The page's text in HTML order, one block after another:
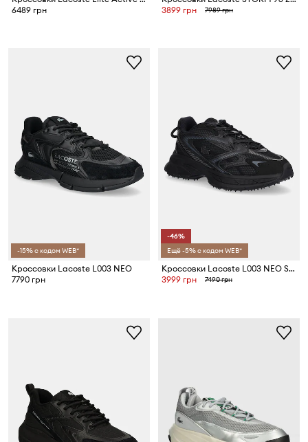
6489 грн
3899 грн
7989 грн
-15% с кодом WEB*
Кроссовки Lacoste L003 NEO
7790 грн
-46%
Ещё -5% с кодом WEB*
Кроссовки Lacoste L003 NEO SHOT
3999 грн
7490 грн